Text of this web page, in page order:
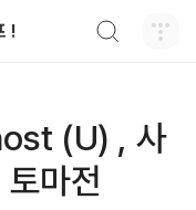
!
(U) , 사
마전